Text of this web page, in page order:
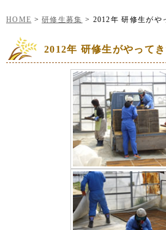
HOME 研修生募集 2012年 研修生がや
2012年 研修生がやってき